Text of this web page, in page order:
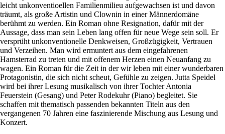
leicht unkonventioellen Familienmilieu aufgewachsen ist und davon
träumt, als große Artistin und Clownin in einer Männerdomäne
berühmt zu werden. Ein Roman ohne Resignation, dafür mit der
Aussage, dass man sein Leben lang offen für neue Wege sein soll. Er
versprüht unkonventionelle Denkweisen, Großzügigkeit, Vertrauen
und Verzeihen. Man wird ermuntert aus dem eingefahrenen
Hamsterrad zu treten und mit offenem Herzen einen Neuanfang zu
wagen. Ein Roman für die Zeit in der wir leben mit einer wunderbaren
Protagonistin, die sich nicht scheut, Gefühle zu zeigen. Jutta Speidel
wird bei ihrer Lesung musikalisch von ihrer Tochter Antonia
Feuerstein (Gesang) und Peter Rodekuhr (Piano) begleitet. Sie
schaffen mit thematisch passenden bekannten Titeln aus den
vergangenen 70 Jahren eine faszinierende Mischung aus Lesung und
Konzert.